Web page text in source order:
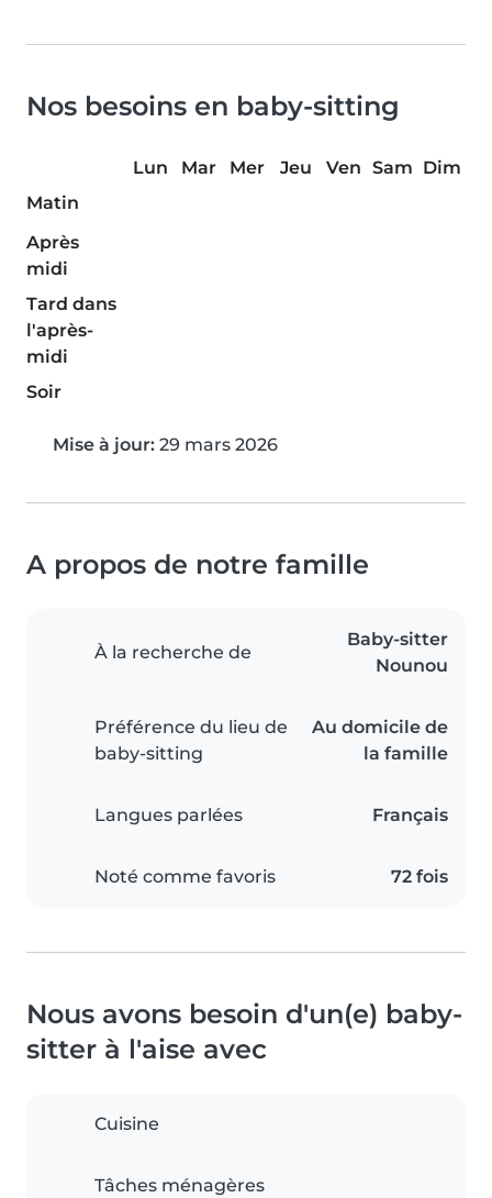
Nos besoins en baby-sitting
Lun Mar Mer Jeu Ven Sam Dim
Matin
Après
midi
Tard dans
l'après-
midi
Soir
Mise à jour: 29 mars 2026
A propos de notre famille
À la recherche de
Baby-sitter
Nounou
Préférence du lieu de
baby-sitting
Au domicile de
la famille
Langues parlées Français
Noté comme favoris 72 fois
Nous avons besoin d'un(e) baby-
sitter à l'aise avec
Cuisine
Tâches ménagères